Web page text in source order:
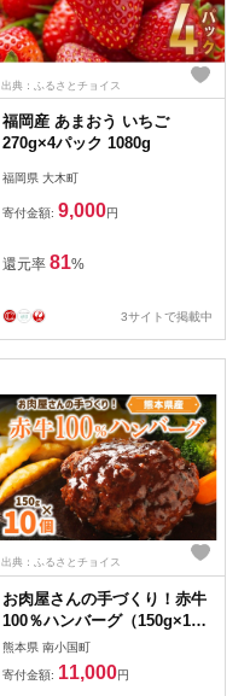
出典：ふるさとチョイス
福岡産 あまおう いちご
270g×4パック 1080g
福岡県 大木町
寄付金額: 9,000円
還元率 81%
3サイトで掲載中
出典：ふるさとチョイス
お肉屋さんの手づくり！赤牛
100％ハンバーグ（150g×10
個セット） あか牛100％ ハン
バーグ 150g 10個 国産牛 和
牛 牛 あか牛 ハンバーグステ
熊本県 南小国町
寄付金額: 11,000円